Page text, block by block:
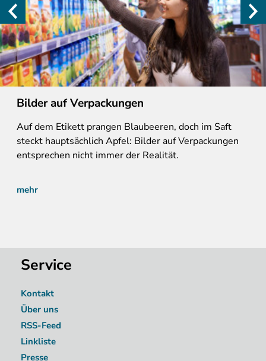
Bilder auf Verpackungen
Aufdem Etikett prangen Blaubeeren, doch im Saft
steckt hauptsächlich Apfel: Bilder auf Verpackungen
entsprechen nicht immer der Realität.
mehr
Service
Kontakt
Über uns
RSS-Feed
Linkliste
Presse